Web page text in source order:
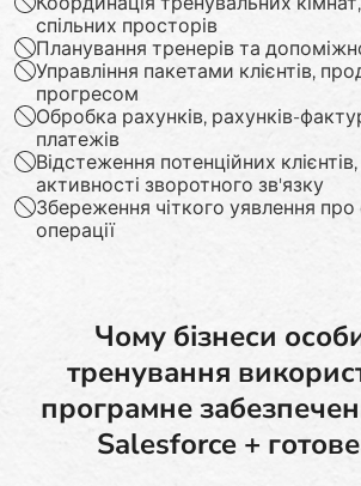
спільних просторів
Планування тренерів та
Управління пакетами клієнтів,
прогресом
Обробка рахунків, рахунків-
платежів
Відстеження потенційних клієнтів,
активності зворотного зв'язку
Збереження чіткого уявлення про
операції
Чому бізнеси
тренування
програмне
Salesforce +